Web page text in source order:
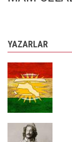
YAZARLAR